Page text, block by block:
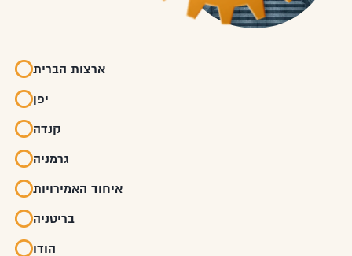
ארצות הברית
יפן
קנדה
גרמניה
איחוד האמירויות
בריטניה
הודו